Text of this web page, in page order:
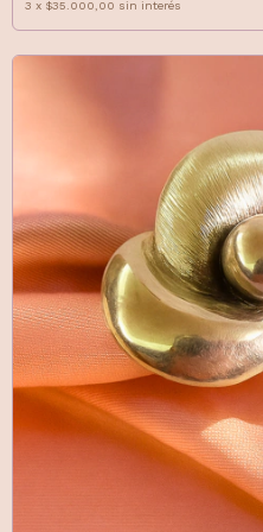
3 x $35.000,00 sin interés